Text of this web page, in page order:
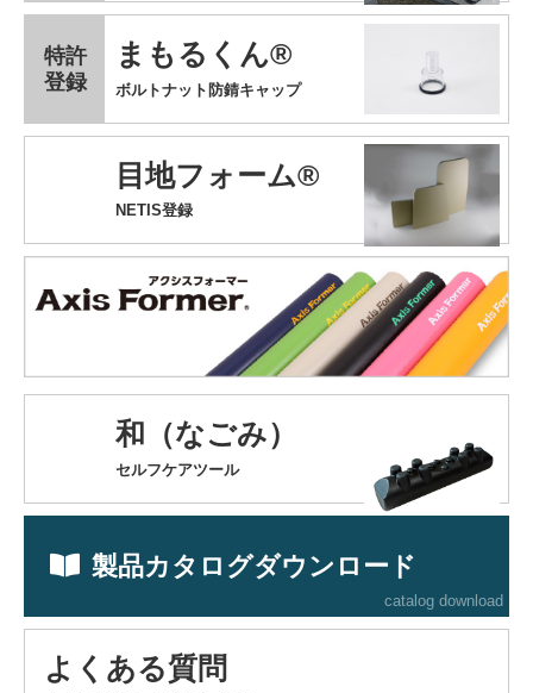
まもるくん®
特許
登録
ボルトナット防錆キャップ
目地フォーム®
NETIS登録
和（なごみ）
セルフケアツール
製品カタログダウンロード
catalog download
よくある質問